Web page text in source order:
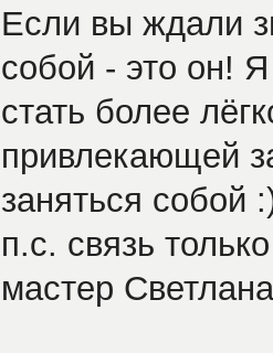
Если вы ждали
собой - это он!
стать более
привлекающей
заняться собой
п.с. связь
мастер